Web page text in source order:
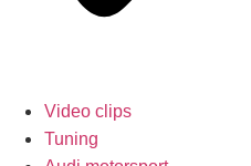
Video clips
Tuning